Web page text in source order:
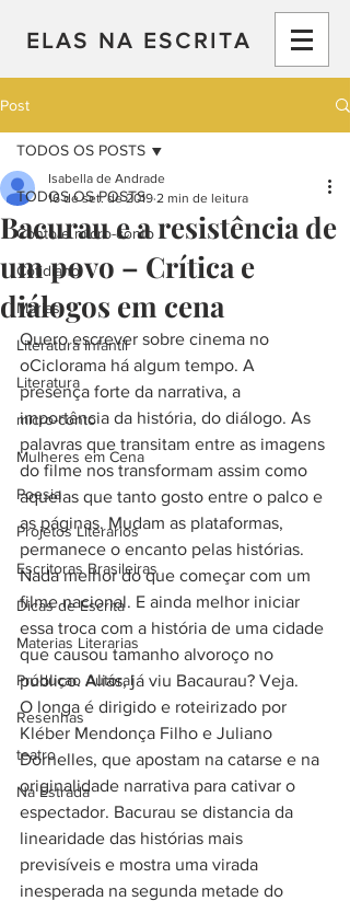
ELAS NA ESCRITA
Post
TODOS OS POSTS
Conto e micro-conto
Cotidiano
Marias
Literatura Infantil
Literatura
micro-conto
Mulheres em Cena
Poesia
Projetos Literarios
Escritoras Brasileiras
Dicas de Escrita
Materias Literarias
Produçao Autoral
Resenhas
teatro
Na Estrada
TODOS OS POSTS
Bacurau e a resistência de
um povo – Crítica e
diálogos em cena
Isabella de Andrade
16 de set. de 2019 2 min de leitura
Quero escrever sobre cinema no
oCiclorama há algum tempo. A
presença forte da narrativa, a
importância da história, do diálogo. As
palavras que transitam entre as imagens
do filme nos transformam assim como
aquelas que tanto gosto entre o palco e
as páginas. Mudam as plataformas,
permanece o encanto pelas histórias.
Nada melhor do que começar com um
filme nacional. E ainda melhor iniciar
essa troca com a história de uma cidade
que causou tamanho alvoroço no
público. Aliás, já viu Bacaurau? Veja.
O longa é dirigido e roteirizado por
Kléber Mendonça Filho e Juliano
Dornelles, que apostam na catarse e na
originalidade narrativa para cativar o
espectador. Bacurau se distancia da
linearidade das histórias mais
previsíveis e mostra uma virada
inesperada na segunda metade do